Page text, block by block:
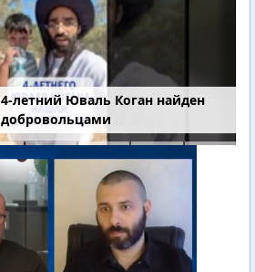
4-летний Юваль Коган найден
добровольцами